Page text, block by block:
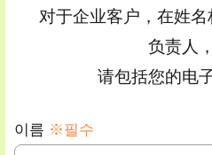
对于企业客户，在姓
负责人
请包括您的电
이름 ※필수